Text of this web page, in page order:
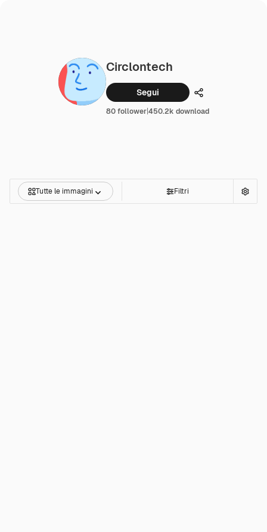
Circlontech
Segui Condividi
80 follower|450.2k download
Tutte le immagini Filtri